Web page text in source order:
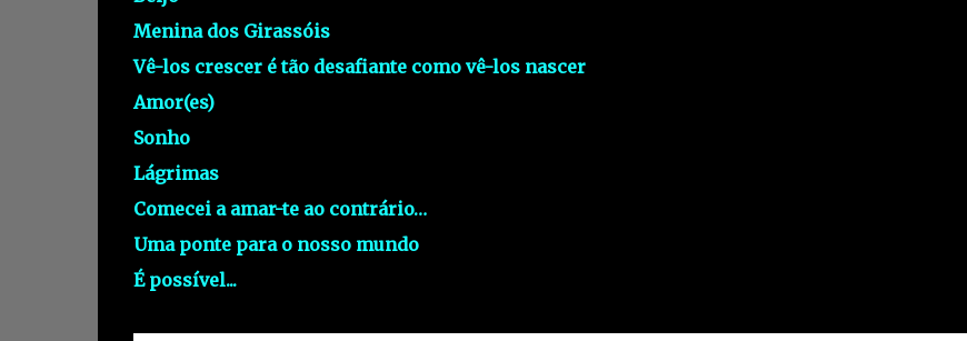
Menina dos Girassóis
Vê-los crescer é tão desafiante como vê-los nascer
Amor(es)
Sonho
Lágrimas
Comecei a amar-te ao contrário…
Uma ponte para o nosso mundo
É possível...